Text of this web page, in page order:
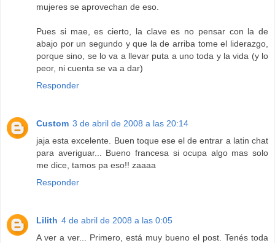
mujeres se aprovechan de eso.
Pues si mae, es cierto, la clave es no pensar con la de
abajo por un segundo y que la de arriba tome el liderazgo,
porque sino, se lo va a llevar puta a uno toda y la vida (y lo
peor, ni cuenta se va a dar)
Responder
Custom 3 de abril de 2008 a las 20:14
jaja esta excelente. Buen toque ese el de entrar a latin chat
para averiguar... Bueno francesa si ocupa algo mas solo
me dice, tamos pa eso!! zaaaa
Responder
Lilith 4 de abril de 2008 a las 0:05
A ver a ver... Primero, está muy bueno el post. Tenés toda